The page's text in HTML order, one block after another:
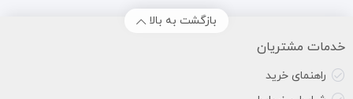
بازگشت به بالا
خدمات مشتریان
راهنمای خرید